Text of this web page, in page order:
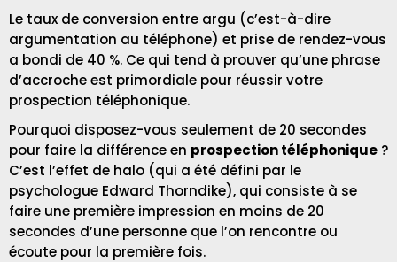
Le taux de conversion entre argu (c’est-à-dire
argumentation au téléphone) et prise de rendez-vous
a bondi de 40 %. Ce qui tend à prouver qu’une phrase
d’accroche est primordiale pour réussir votre
prospection téléphonique.
Pourquoi disposez-vous seulement de 20 secondes
pour faire la différence en prospection téléphonique ?
C’est l’effet de halo (qui a été défini par le
psychologue Edward Thorndike), qui consiste à se
faire une première impression en moins de 20
secondes d’une personne que l’on rencontre ou
écoute pour la première fois.